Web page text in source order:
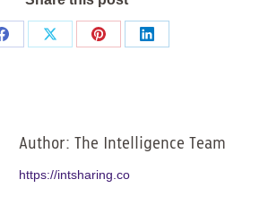
Share
Share
Share
Share
Author: The Intelligence Team
https://intsharing.co